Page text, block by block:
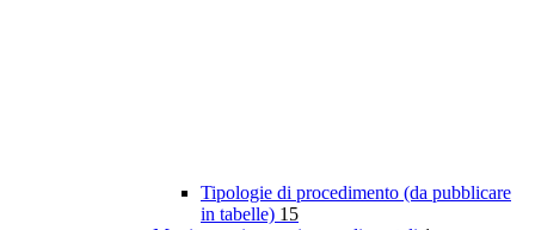
Tipologie di procedimento (da pubblicare
in tabelle) 15